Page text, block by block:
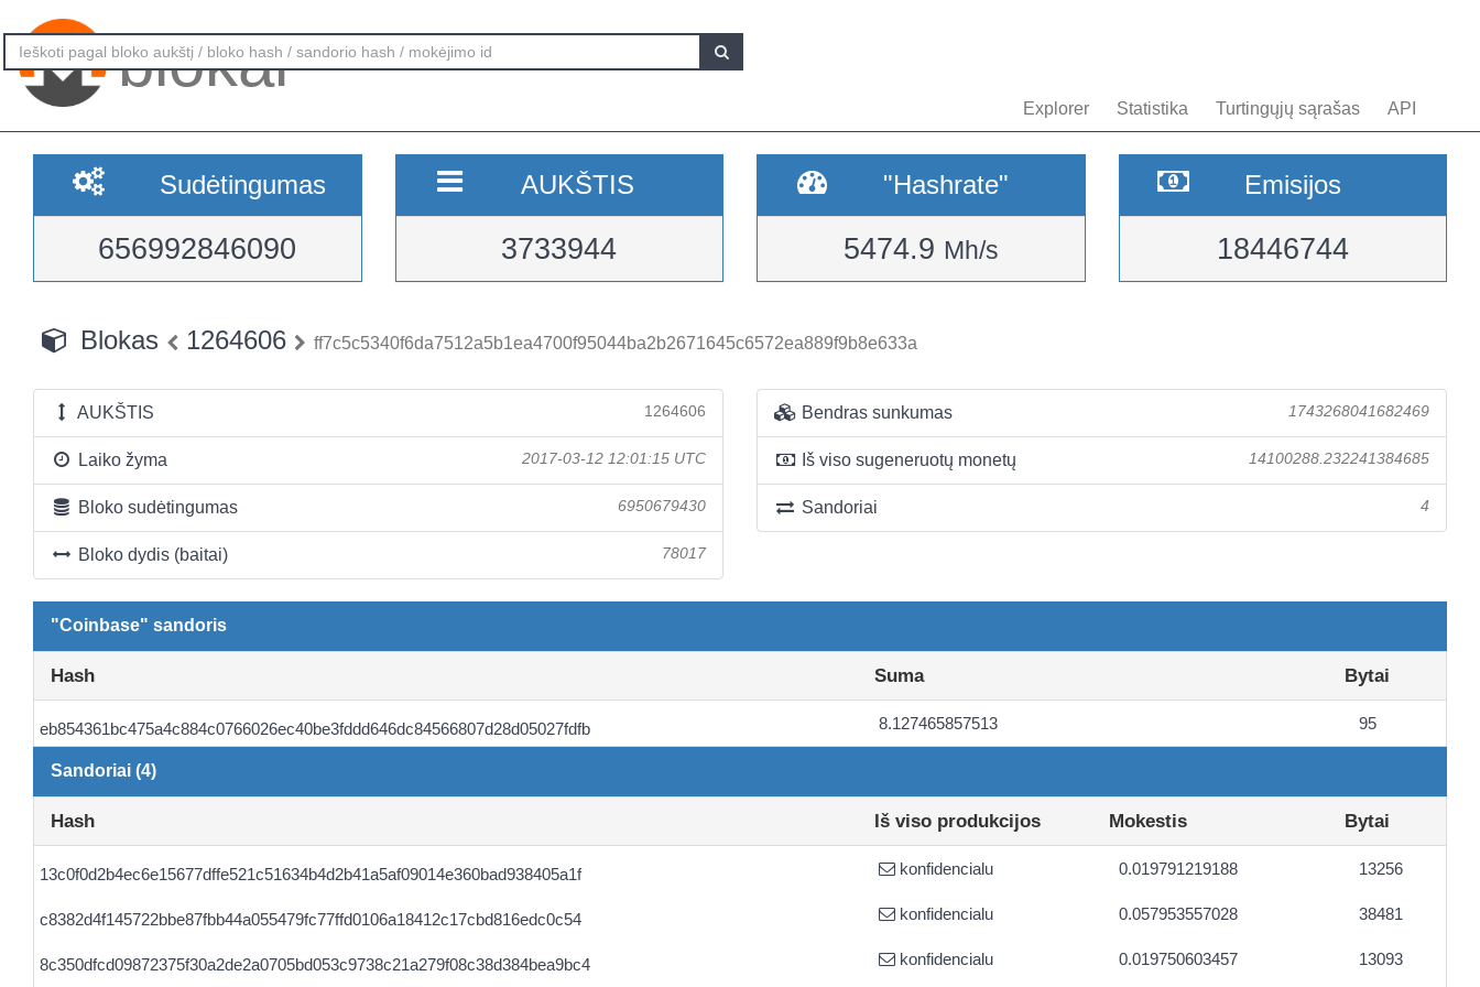
blokai
Explorer Statistika Turtingųjų sąrašas API
Sudėtingumas
656992846090
AUKŠTIS
3733944
"Hashrate"
5474.9 Mh/s
Emisijos
18446744
Blokas 1264606 ff7c5c5340f6da7512a5b1ea4700f95044ba2b2671645c6572ea889f9b8e633a
AUKŠTIS 1264606
Laiko žyma 2017-03-12 12:01:15 UTC
Bloko sudėtingumas 6950679430
Bloko dydis (baitai) 78017
Bendras sunkumas 1743268041682469
Iš viso sugeneruotų monetų 14100288.232241384685
Sandoriai 4
"Coinbase" sandoris
Hash Suma Bytai
eb854361bc475a4c884c0766026ec40be3fddd646dc84566807d28d05027fdfb 8.127465857513 95
Sandoriai (4)
Hash Iš viso produkcijos Mokestis Bytai
13c0f0d2b4ec6e15677dffe521c51634b4d2b41a5af09014e360bad938405a1f konfidencialu 0.019791219188 13256
c8382d4f145722bbe87fbb44a055479fc77ffd0106a18412c17cbd816edc0c54 konfidencialu 0.057953557028 38481
8c350dfcd09872375f30a2de2a0705bd053c9738c21a279f08c38d384bea9bc4 konfidencialu 0.019750603457 13093